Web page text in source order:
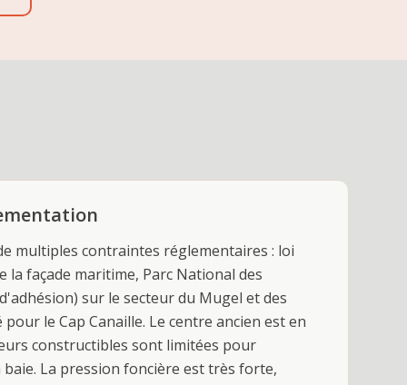
multiples contraintes réglementaires : loi
la façade maritime, Parc National des
sur le secteur du Mugel et des
le Cap Canaille. Le centre ancien est en
constructibles sont limitées pour
La pression foncière est très forte,